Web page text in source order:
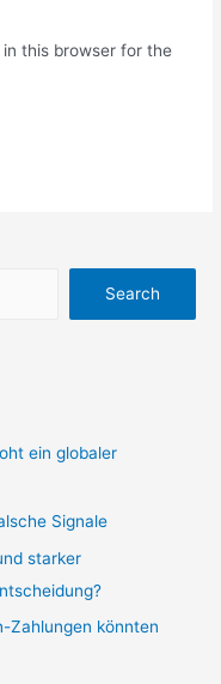
this browser for the
Search
ein globaler
Signale
starker
Zahlungen könnten